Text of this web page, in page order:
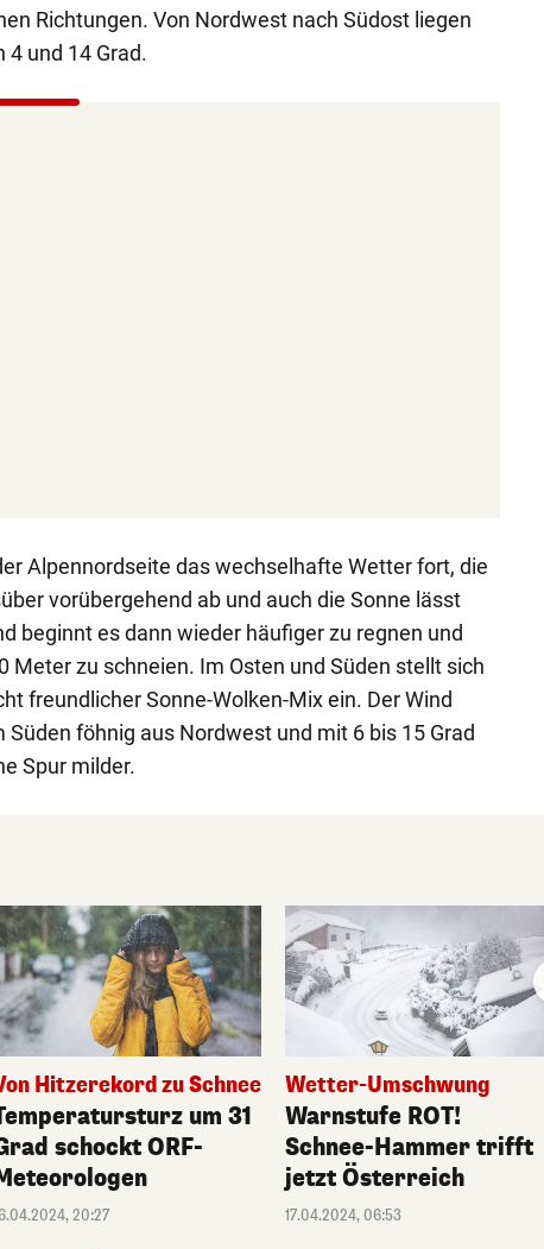
Richtungen. Von Nordwest nach Südost liegen
und 14 Grad.
Alpennordseite das wechselhafte Wetter fort, die
vorübergehend ab und auch die Sonne lässt
beginnt es dann wieder häufiger zu regnen und
Meter zu schneien. Im Osten und Süden stellt sich
freundlicher Sonne-Wolken-Mix ein. Der Wind
föhnig aus Nordwest und mit 6 bis 15 Grad
Spur milder.
Hitzerekord zu Schnee
um 31
schockt ORF-
20:27
Wetter-Umschwung
Warnstufe ROT!
Schnee-Hammer trifft
jetzt Österreich
17.04.2024, 06:53